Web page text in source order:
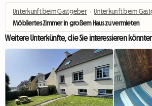
Unterkunft beim Gastgeber › Unterkunft beim
Möbliertes Zimmer in großem Haus zu vermieten
Weitere Unterkünfte, die Sie interessieren